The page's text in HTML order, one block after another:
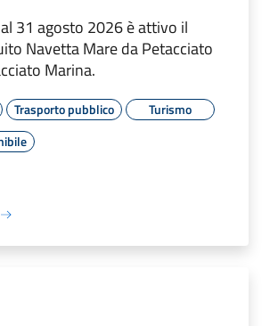
31 agosto 2026 è attivo il
Navetta Mare da Petacciato
Marina.
Trasporto pubblico
Turismo